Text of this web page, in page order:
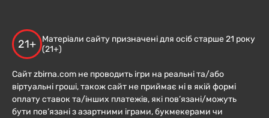
21+
Матеріали сайту призначені для осіб старше 21 року
(21+)
Сайт zbirna.com не проводить ігри на реальні та/або
віртуальні гроші, також сайт не приймає ні в якій формі
оплату ставок та/інших платежів, які пов’язані/можуть
бути пов’язані з азартними іграми, букмекерами чи